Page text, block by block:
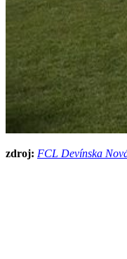
zdroj: FCL Devínska